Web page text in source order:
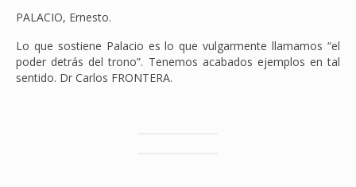
PALACIO, Ernesto.
Lo que sostiene Palacio es lo que vulgarmente llamamos “el
poder detrás del trono”. Tenemos acabados ejemplos en tal
sentido. Dr Carlos FRONTERA.